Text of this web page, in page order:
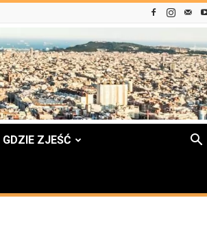
GDZIE ZJEŚĆ